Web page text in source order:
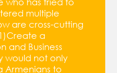
multiple
are cross-cutting
a
and Business
would not only
Armenians to